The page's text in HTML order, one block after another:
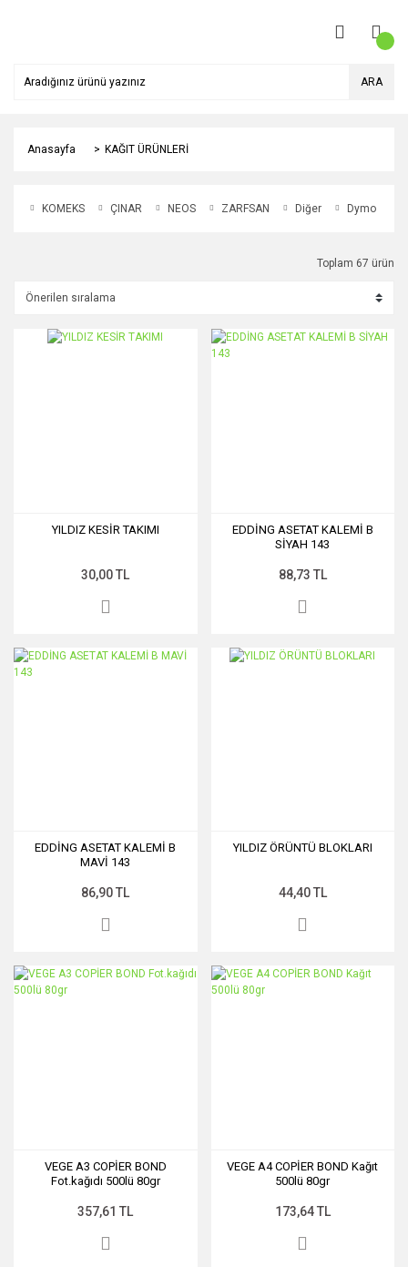
ARA
Anasayfa KAĞIT ÜRÜNLERİ
KOMEKS ÇINAR NEOS ZARFSAN Diğer Dymo
Toplam 67 ürün
YILDIZ KESİR TAKIMI
30,00 TL
EDDİNG ASETAT KALEMİ B
SİYAH 143
88,73 TL
EDDİNG ASETAT KALEMİ B
MAVİ 143
86,90 TL
YILDIZ ÖRÜNTÜ BLOKLARI
44,40 TL
VEGE A3 COPİER BOND
Fot.kağıdı 500lü 80gr
357,61 TL
VEGE A4 COPİER BOND Kağıt
500lü 80gr
173,64 TL